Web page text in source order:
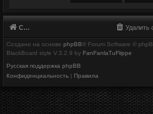
Список форумов Удалить
Создано на основе phpBB® Forum Software ©
BlackBoard style V.3.2.9 by FanFanlaTuFlippe
Русская поддержка phpBB
Конфиденциальность | Правила